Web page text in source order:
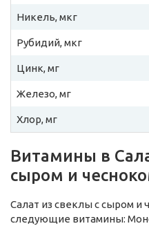
Никель, мкг
Рубидий, мкг
Цинк, мг
Железо, мг
Хлор, мг
Витамины в
сыром и
Салат из свеклы с сыром и
следующие витамины: